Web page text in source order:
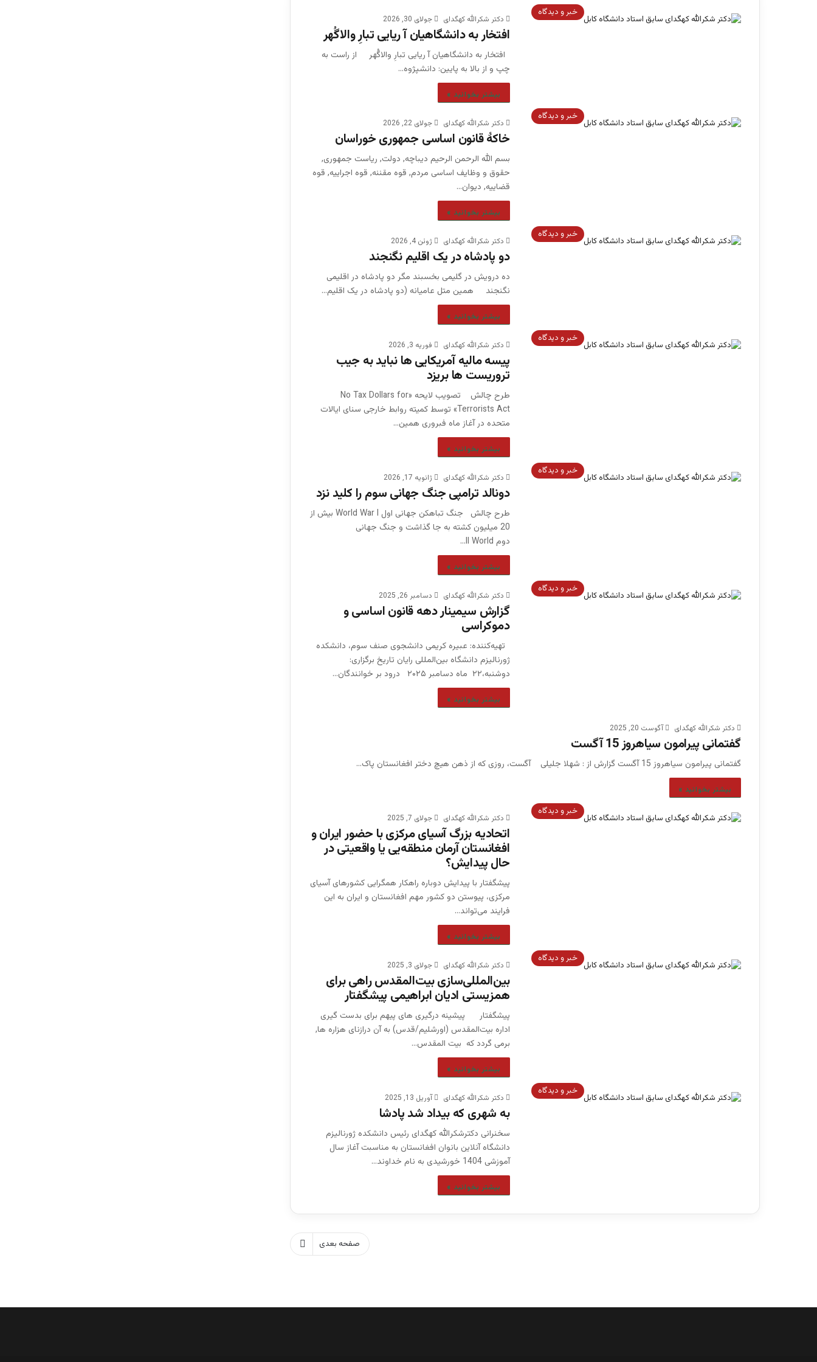
خبر و دیدگاه
دکتر شکرالله کهگدای جولای 30, 2026
افتخار به دانشگاهیان آ ریایی تبارِ والاگُهر
افتخار به دانشگاهیان آ ریایی تبارِ والاگُهر از راست به
چپ و از بالا به پایین: دانشپژوه…
بیشتر بخوانید »
خبر و دیدگاه
دکتر شکرالله کهگدای جولای 22, 2026
خاکۀ قانون اساسی جمهوری خوراسان
بسم الله الرحمن الرحیم دیباچه, دولت, ریاست جمهوری,
حقوق و وظایف اساسی مردم, قوه مقننه, قوه اجراییه, قوه
قضاییه, دیوان…
بیشتر بخوانید »
خبر و دیدگاه
دکتر شکرالله کهگدای ژوئن 4, 2026
دو پادشاه در یک اقلیم نگنجند
ده درویش در گلیمی بخسبند مگر دو پادشاه در اقلیمی
نگنجند همین متل عامیانه (دو پادشاه در یک اقلیم…
بیشتر بخوانید »
خبر و دیدگاه
دکتر شکرالله کهگدای فوریه 3, 2026
پیسه مالیه آمریکایی ها نباید به جیب
تروریست ها بریزد
طرح چالش تصویب لایحه «No Tax Dollars for
Terrorists Act» توسط کمیته روابط خارجی سنای ایالات
متحده در آغاز ماه فبروری همین…
بیشتر بخوانید »
خبر و دیدگاه
دکتر شکرالله کهگدای ژانویه 17, 2026
دونالد ترامپی جنگ جهانی سوم را کلید نزد
طرح چالش جنگ تباهکن جهانی اول World War I بیش از
20 میلیون کشته به جا گذاشت و جنگ جهانی
دوم II World…
بیشتر بخوانید »
خبر و دیدگاه
دکتر شکرالله کهگدای دسامبر 26, 2025
گزارش سیمینار دهه قانون اساسی و
دموکراسی
تهیه‌کننده: عبیره کریمی دانشجوی صنف سوم، دانشکده
ژورنالیزم دانشگاه بین‌المللی رایان تاریخ برگزاری:
دوشنبه،۲۲ ماه دسامبر ۲۰۲۵ درود بر خوانندگان…
بیشتر بخوانید »
دکتر شکرالله کهگدای آگوست 20, 2025
گفتمانی پیرامون سیاهروز 15 آگست
گفتمانی پیرامون سیاهروز 15 آگست گزارش از : شهلا جلیلی آگست، روزی که از ذهن هیچ دختر افغانستان پاک…
بیشتر بخوانید »
خبر و دیدگاه
دکتر شکرالله کهگدای جولای 7, 2025
اتحادیه بزرگ آسیای مرکزی با حضور ایران و
افغانستان آرمان منطقه‌یی یا واقعیتی در
حال پیدایش؟
پیشگفتار با پیدایش دوباره راهکار همگرایی کشورهای آسیای
مرکزی، پیوستن دو کشور مهم افغانستان و ایران به این
فرایند می‌تواند…
بیشتر بخوانید »
خبر و دیدگاه
دکتر شکرالله کهگدای جولای 3, 2025
بین‌المللی‌سازی بیت‌المقدس راهی برای
همزیستی ادیان ابراهیمی پیشگفتار
پیشگفتار پیشینه درگیری های پیهم برای بدست گیری
اداره بیت‌المقدس (اورشلیم/قدس) به آن درازنای هزاره ها,
برمی گردد که بیت المقدس…
بیشتر بخوانید »
خبر و دیدگاه
دکتر شکرالله کهگدای آوریل 13, 2025
به شهری که بیداد شد پادشا
سخنرانی دکترشکرالله کهگدای رئیس دانشکده ژورنالیزم
دانشگاه آنلاین بانوان افغانستان به مناسبت آغاز سال
آموزشی 1404 خورشیدی به نام خداوند…
بیشتر بخوانید »
صفحه بعدی